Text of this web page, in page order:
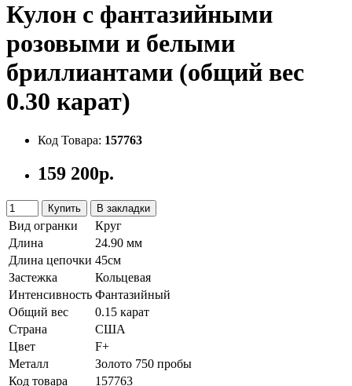
Кулон с фантазийными
розовыми и белыми
бриллиантами (общий вес
0.30 карат)
Код Товара: 157763
159 200р.
Купить В закладки
Вид огранки
Круг
Длина
24.90 мм
Длина цепочки 45см
Застежка
Кольцевая
Интенсивность Фантазийный
Общий вес
0.15 карат
Страна
США
Цвет
F+
Металл
Золото 750 пробы
Код товара
157763